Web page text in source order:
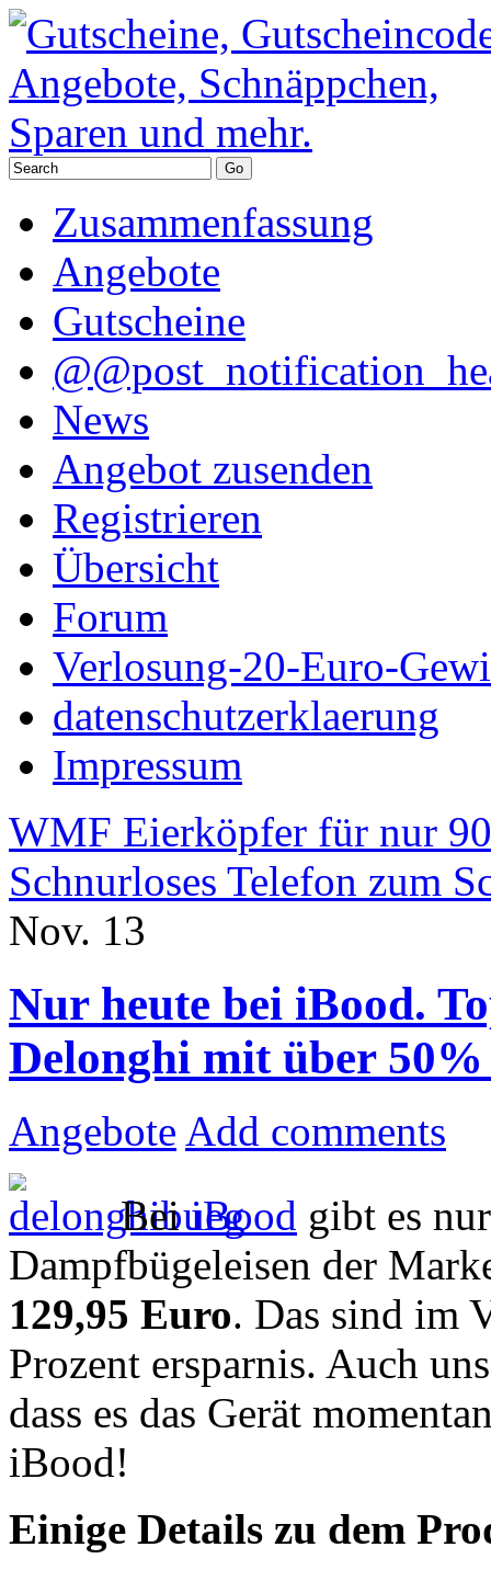
Zusammenfassung
Angebote
Gutscheine
News
Angebot zusenden
Registrieren
Übersicht
Forum
Verlosung-20-Euro-
datenschutzerklaerung
Impressum
WMF Eierköpfer für nur
Schnurloses Telefon zum
Nov. 13
Nur heute bei iBood.
Delonghi mit über
Angebote Add comments
BeiiBood gibt es
Dampfbügeleisen der
129,95 Euro. Das sind im
Prozent ersparnis. Auch
dass es das Gerät
iBood!
Einige Details zu dem